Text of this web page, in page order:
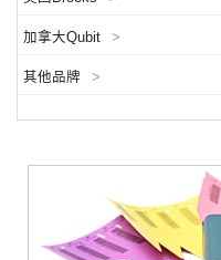
加拿大Qubit >
其他品牌 >